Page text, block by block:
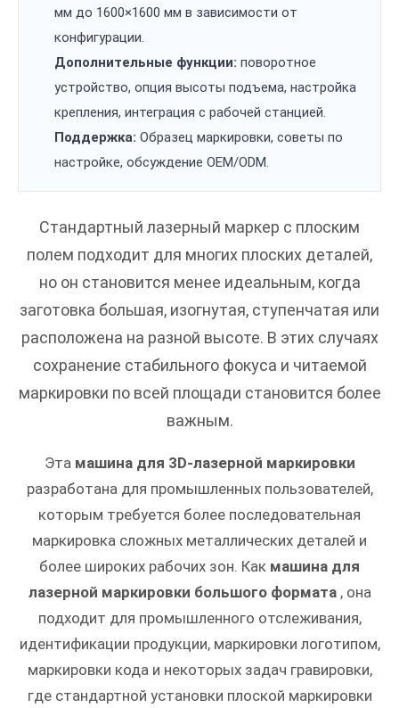
мм до 1600×1600 мм в зависимости от
конфигурации.
Дополнительные функции: поворотное
устройство, опция высоты подъема, настройка
крепления, интеграция с рабочей станцией.
Поддержка: Образец маркировки, советы по
настройке, обсуждение OEM/ODM.
Стандартный лазерный маркер с плоским
полем подходит для многих плоских деталей,
но он становится менее идеальным, когда
заготовка большая, изогнутая, ступенчатая или
расположена на разной высоте. В этих случаях
сохранение стабильного фокуса и читаемой
маркировки по всей площади становится более
важным.
Эта машина для 3D-лазерной маркировки
разработана для промышленных пользователей,
которым требуется более последовательная
маркировка сложных металлических деталей и
более широких рабочих зон. Как машина для
лазерной маркировки большого формата , она
подходит для промышленного отслеживания,
идентификации продукции, маркировки логотипом,
маркировки кода и некоторых задач гравировки,
где стандартной установки плоской маркировки